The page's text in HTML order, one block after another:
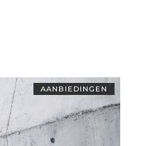
AANBIEDINGEN